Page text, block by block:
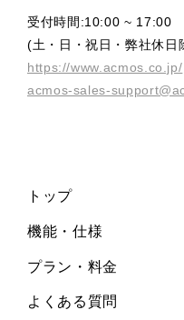
受付時間:10:00 ~ 17:00
(土・日・祝日・弊社休日
https://www.acmos.co.jp/
acmos-sales-
トップ
機能・仕様
プラン・料金
よくある質問